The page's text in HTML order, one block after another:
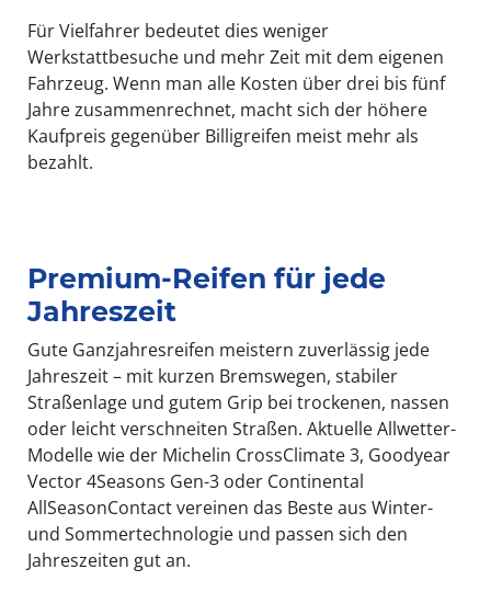
Für Vielfahrer bedeutet dies weniger
Werkstattbesuche und mehr Zeit mit dem eigenen
Fahrzeug. Wenn man alle Kosten über drei bis fünf
Jahre zusammenrechnet, macht sich der höhere
Kaufpreis gegenüber Billigreifen meist mehr als
bezahlt.
Premium-Reifen für jede
Jahreszeit
Gute Ganzjahresreifen meistern zuverlässig jede
Jahreszeit – mit kurzen Bremswegen, stabiler
Straßenlage und gutem Grip bei trockenen, nassen
oder leicht verschneiten Straßen. Aktuelle Allwetter-
Modelle wie der Michelin CrossClimate 3, Goodyear
Vector 4Seasons Gen-3 oder Continental
AllSeasonContact vereinen das Beste aus Winter-
und Sommertechnologie und passen sich den
Jahreszeiten gut an.